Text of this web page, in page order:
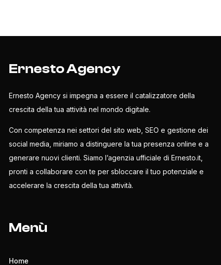
Ernesto Agency
Ernesto Agency si impegna a essere il catalizzatore della
crescita della tua attività nel mondo digitale.
Con competenza nei settori del sito web, SEO e gestione dei
social media, miriamo a distinguere la tua presenza online e a
generare nuovi clienti. Siamo l’agenzia ufficiale di Ernesto.it,
pronti a collaborare con te per sbloccare il tuo potenziale e
accelerare la crescita della tua attività.
Menù
Home